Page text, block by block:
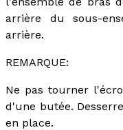
arrière du sous-
arrière.
REMARQUE:
Ne pas tourner
d'une butée.
en place.